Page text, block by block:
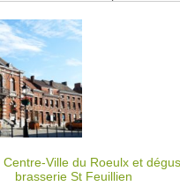
Ville du Roeulx et
brasserie St Feuillien